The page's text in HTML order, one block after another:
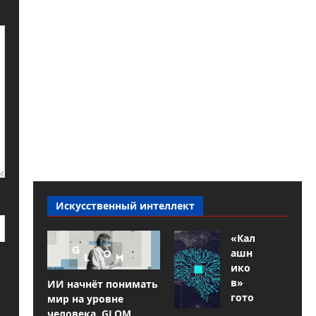
Искусственный интеллект
ИИ начнёт понимать
мир на уровне
человека. GLOM
«Кал
ашн
ико
в»
гото